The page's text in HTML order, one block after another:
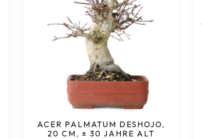
ACER PALMATUM DESHOJO,
20 CM, ± 30 JAHRE ALT